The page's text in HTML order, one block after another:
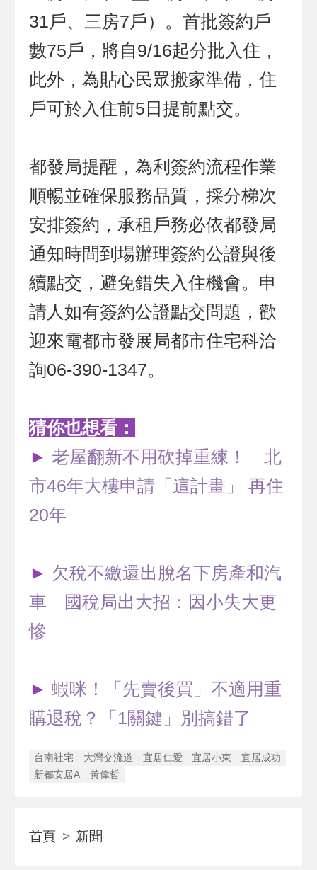
31戶、三房7戶）。首批簽約戶
數75戶，將自9/16起分批入住，
此外，為貼心民眾搬家準備，住
戶可於入住前5日提前點交。
都發局提醒，為利簽約流程作業
順暢並確保服務品質，採分梯次
安排簽約，承租戶務必依都發局
通知時間到場辦理簽約公證與後
續點交，避免錯失入住機會。申
請人如有簽約公證點交問題，歡
迎來電都市發展局都市住宅科洽
詢06-390-1347。
猜你也想看：
►老屋翻新不用砍掉重練！ 北
市46年大樓申請「這計畫」 再住
20年
► 欠稅不繳還出脫名下房產和汽
車 國稅局出大招：因小失大更
慘
►蝦咪！「先賣後買」不適用重
購退稅？「1關鍵」別搞錯了
台南社宅 大灣交流道 宜居仁愛 宜居小東
宜居成功
新都安居A
黃偉哲
首頁 新聞